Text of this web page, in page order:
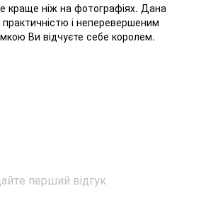
краще ніж на фотографіях. Дана
практичністю і неперевершеним
Ви відчуєте себе королем.
перший відгук